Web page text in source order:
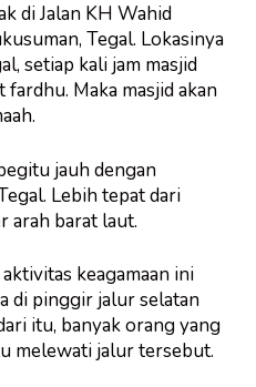
di Jalan KH Wahid
Tegal. Lokasinya
setiap kali jam masjid
Maka masjid akan
jauh dengan
Lebih tepat dari
arah barat laut.
keagamaan ini
di pinggir jalur selatan
itu, banyak orang yang
melewati jalur tersebut.